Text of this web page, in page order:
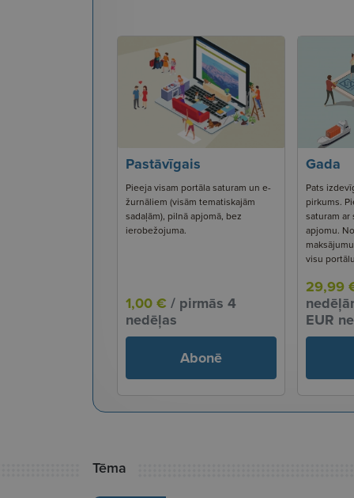
Pastāvīgais
Pieeja visam portāla saturam un e-
žurnāliem (visām tematiskajām
sadaļām), pilnā apjomā, bez
ierobežojuma.
1,00 € / pirmās 4
nedēļas
Abonē
Gada
Pats
pirkums.
saturam ar
apjomu.
visu
29,99
EUR
Tēma